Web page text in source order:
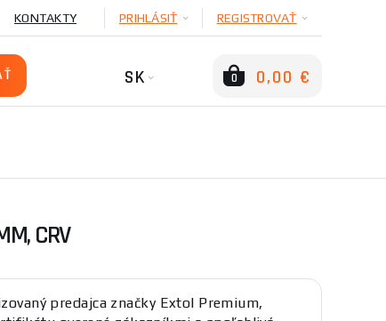
KONTAKTY PRIHLÁSIŤ REGISTROVAŤ
SK 0 0,00 €
CRV
predajca značky Extol Premium,